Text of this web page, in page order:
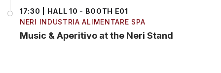
17:30 | HALL 10 - BOOTH E01
NERI INDUSTRIA ALIMENTARE SPA
Music & Aperitivo at the Neri Stand